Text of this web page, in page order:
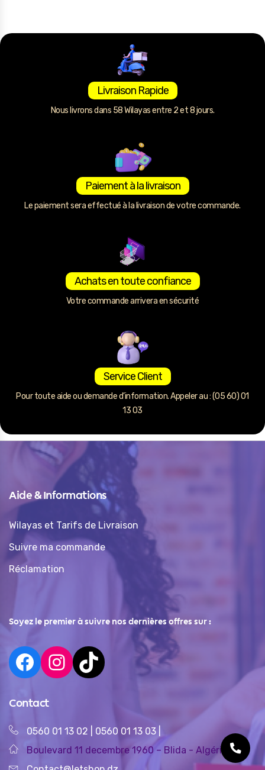
Livraison Rapide
Nous livrons dans 58 Wilayas entre 2 et 8 jours.
Paiement à la livraison
Le paiement sera effectué à la livraison de votre commande.
Achats en toute confiance
Votre commande arrivera en sécurité
Service Client
Pour toute aide ou demande d’information. Appeler au : (05 60) 01
13 03
Aide & Informations
Wilayas et Tarifs de Livraison
Suivre ma commande
Réclamation
Soyez le premier à suivre nos dernières offres sur :
Contact
0560 01 13 02 0560 01 13 03
Boulevard 11 decembre 1960 – Blida - Algérie